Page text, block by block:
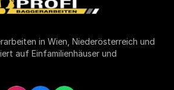
in Wien, Niederösterreich und
auf Einfamilienhäuser und